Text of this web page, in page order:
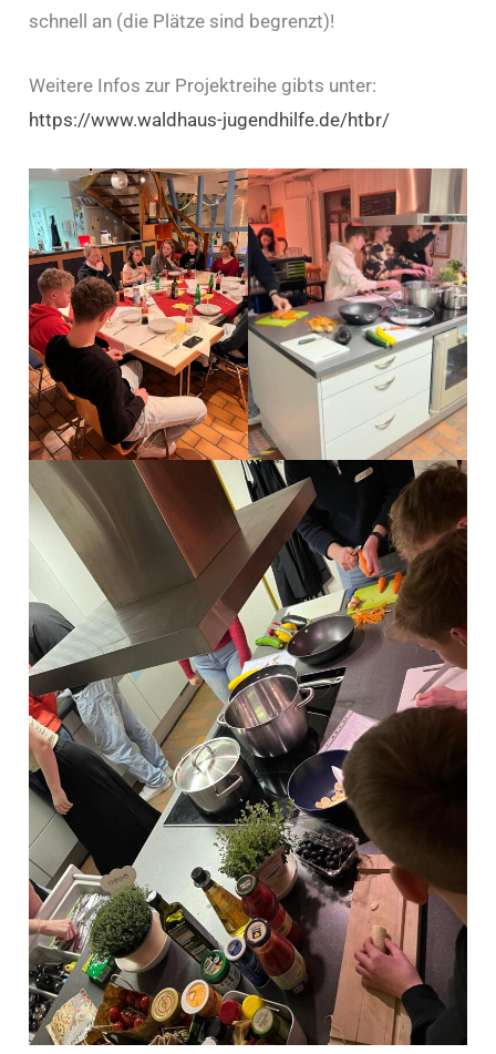
schnell an (die Plätze sind begrenzt)!
Weitere Infos zur Projektreihe gibts unter:
https://www.waldhaus-jugendhilfe.de/htbr/